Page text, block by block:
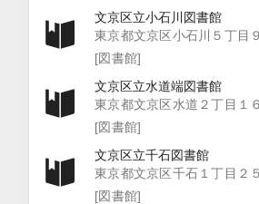
文京区立小石川図書館
東京都文京区小石川５丁目
[図書館]
文京区立水道端図書館
東京都文京区水道２丁目１
[図書館]
文京区立千石図書館
東京都文京区千石１丁目２
[図書館]